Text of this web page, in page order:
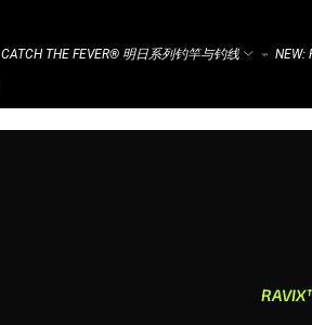
CATCH THE FEVER® 明日系列钓竿与钓线 ⌁ NEW: